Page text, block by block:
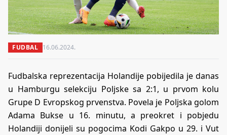
FUDBAL 16.06.2024.
Fudbalska reprezentacija Holandije pobijedila je danas
u Hamburgu selekciju Poljske sa 2:1, u prvom kolu
Grupe D Evropskog prvenstva. Povela je Poljska golom
Adama Bukse u 16. minutu, a preokret i pobjedu
Holandiji donijeli su pogocima Kodi Gakpo u 29. i Vut